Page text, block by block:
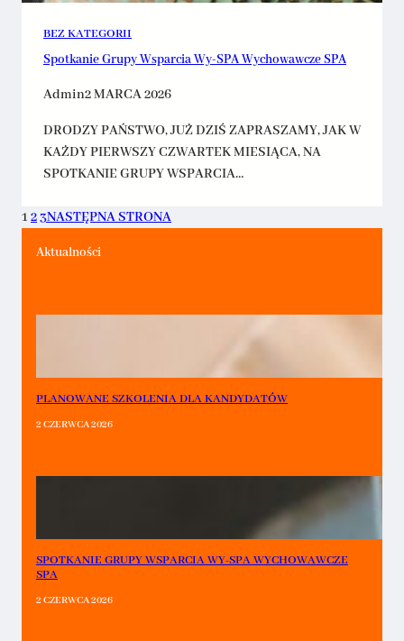
BEZ KATEGORII
Spotkanie Grupy Wsparcia Wy-SPA Wychowawcze SPA
Admin2 MARCA 2026
DRODZY PAŃSTWO, JUŻ DZIŚ ZAPRASZAMY, JAK W
KAŻDY PIERWSZY CZWARTEK MIESIĄCA, NA
SPOTKANIE GRUPY WSPARCIA…
123NASTĘPNA STRONA
Aktualności
PLANOWANE SZKOLENIA DLA KANDYDATÓW
2 CZERWCA 2026
SPOTKANIE GRUPY WSPARCIA WY-SPA WYCHOWAWCZE
SPA
2 CZERWCA 2026